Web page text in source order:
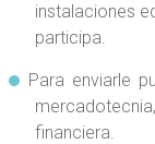
instalaciones
participa.
Para enviarle
financiera.